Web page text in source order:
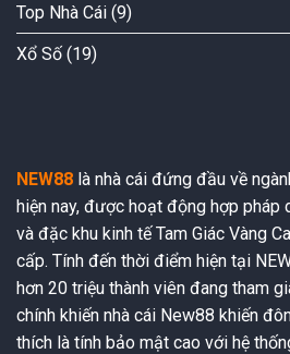
Top Nhà Cái (9)
Xổ Số (19)
NEW88 là nhà cái đứng đầu về
hiện nay, được hoạt động hợp
và đặc khu kinh tế Tam Giác Vàng
cấp. Tính đến thời điểm hiện tại
hơn 20 triệu thành viên đang tham
chính khiến nhà cái New88 khiến
thích là tính bảo mật cao với hệ